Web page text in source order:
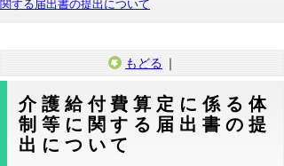
関する届出書の提出について
もどる ｜
介護給付費算定に係る体
制等に関する届出書の提
出について